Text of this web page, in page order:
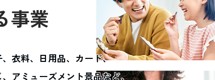
事業
衣料、日用品、カード、
アミューズメント景品など、